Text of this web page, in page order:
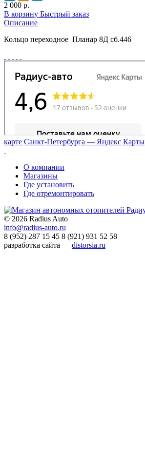
2 000 р.
В корзину Быстрый заказ
Описание
Кольцо переходное Планар 8Д сб.446
карте Санкт‑Петербурга — Яндекс Карты
О компании
Магазины
Где установить
Где отремонтировать
© 2026 Radius Auto
info@radius-auto.ru
8 (952) 287 15 45 8 (921) 931 52 58
разработка сайта — distorsia.ru